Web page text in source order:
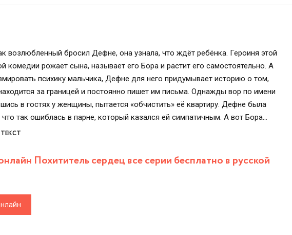
возлюбленный бросил Дефне, она узнала, что ждёт ребёнка. Героиня этой
комедии рожает сына, называет его Бора и растит его самостоятельно. А
психику мальчика, Дефне для него придумывает историю о том,
за границей и постоянно пишет им письма. Однажды вор по имени
в гостях у женщины, пытается «обчистить» её квартиру. Дефне была
что так ошиблась в парне, который казался ей симпатичным. А вот Бора
обычный воришка – это его вернувшийся отец, который будет теперь
Похититель сердец все серии бесплатно в русской